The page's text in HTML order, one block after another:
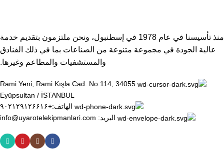
منذ تأسيسنا في عام 1978 في إسطنبول، ونحن ملتزمون بتقديم خدمة
عالية الجودة في مجموعة متنوعة من الصناعات بما في ذلك الفنادق
والمستشفيات والمطاعم وغيرها.
Rami Yeni, Rami Kışla Cad. No:114, 34055
Eyüpsultan / İSTANBUL
الهاتف:+۹۰۲۱۲۹۱۲۶۶۱۶
البريد: info@uyarotelekipmanlari.com